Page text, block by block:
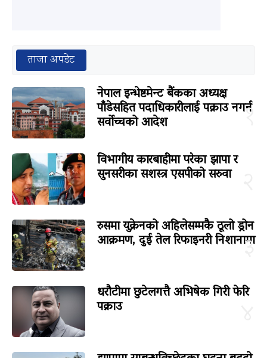
ताजा अपडेट
१
नेपाल इन्भेष्टमेन्ट बैंकका अध्यक्ष
पाँडेसहित पदाधिकारीलाई पक्राउ नगर्न
सर्वोच्चको आदेश
विभागीय कारबाहीमा परेका झापा र
सुनसरीका सशस्त्र एसपीको सरुवा
३
रुसमा युक्रेनको अहिलेसम्मकै ठूलो ड्रोन
आक्रमण, दुई तेल रिफाइनरी निशानामा
धरौटीमा छुटेलगत्तै अभिषेक गिरी फेरि
पक्राउ